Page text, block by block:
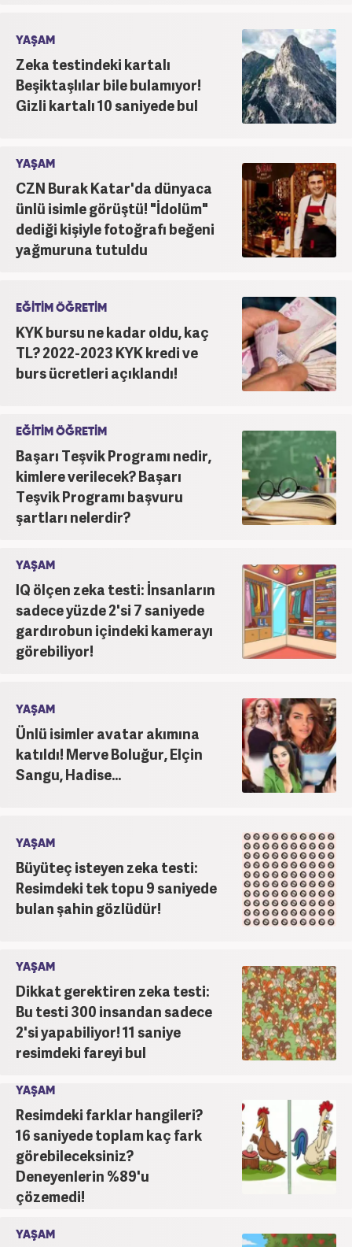
YAŞAM
Zeka testindeki kartalı
Beşiktaşlılar bile bulamıyor!
Gizli kartalı 10 saniyede bul
YAŞAM
CZN Burak Katar'da dünyaca
ünlü isimle görüştü! "İdolüm"
dediği kişiyle fotoğrafı beğeni
yağmuruna tutuldu
EĞİTİM ÖĞRETİM
KYK bursu ne kadar oldu, kaç
TL? 2022-2023 KYK kredi ve
burs ücretleri açıklandı!
EĞİTİM ÖĞRETİM
Başarı Teşvik Programı nedir,
kimlere verilecek? Başarı
Teşvik Programı başvuru
şartları nelerdir?
YAŞAM
IQ ölçen zeka testi: İnsanların
sadece yüzde 2'si 7 saniyede
gardırobun içindeki kamerayı
görebiliyor!
YAŞAM
Ünlü isimler avatar akımına
katıldı! Merve Boluğur, Elçin
Sangu, Hadise...
YAŞAM
Büyüteç isteyen zeka testi:
Resimdeki tek topu 9 saniyede
bulan şahin gözlüdür!
YAŞAM
Dikkat gerektiren zeka testi:
Bu testi 300 insandan sadece
2'si yapabiliyor! 11 saniye
resimdeki fareyi bul
YAŞAM
Resimdeki farklar hangileri?
16 saniyede toplam kaç fark
görebileceksiniz?
Deneyenlerin %89'u
çözemedi!
YAŞAM